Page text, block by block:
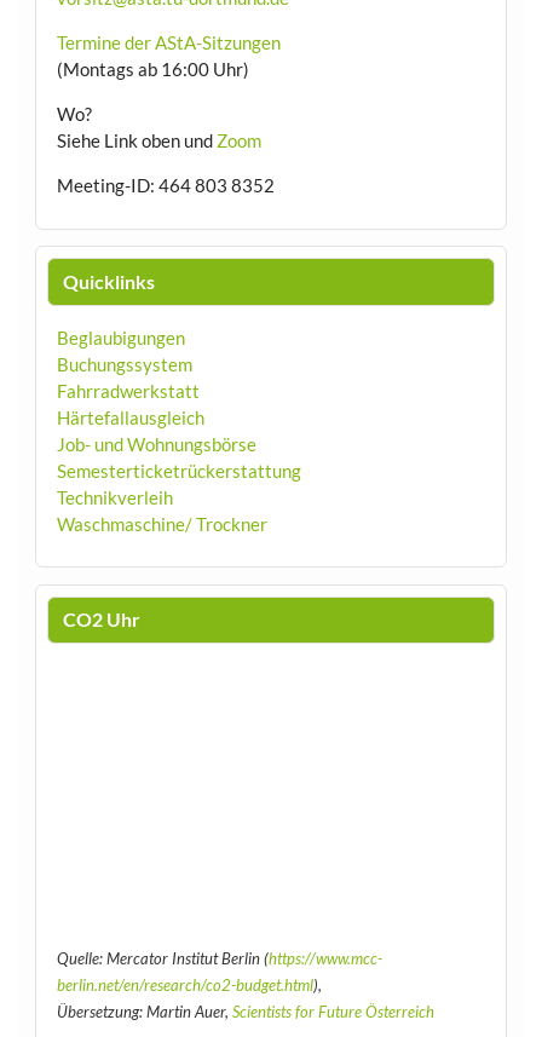
Termine der AStA-Sitzungen
(Montags ab 16:00 Uhr)
Wo?
Siehe Link oben und Zoom
Meeting-ID: 464 803 8352
Quicklinks
Beglaubigungen
Buchungssystem
Fahrradwerkstatt
Härtefallausgleich
Job- und Wohnungsbörse
Semesterticketrückerstattung
Technikverleih
Waschmaschine/ Trockner
CO2 Uhr
Quelle: Mercator Institut Berlin (https://www.mcc-
berlin.net/en/research/co2-budget.html),
Übersetzung: Martin Auer, Scientists for Future Österreich